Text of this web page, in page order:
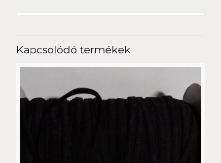
Kapcsolódó termékek